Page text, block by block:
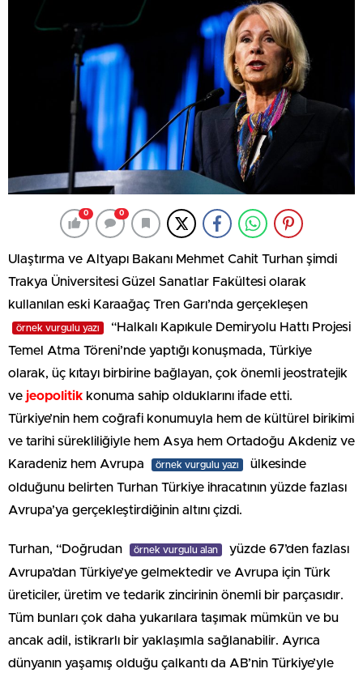
0 0
Ulaştırma ve Altyapı Bakanı Mehmet Cahit Turhan şimdi
Trakya Üniversitesi Güzel Sanatlar Fakültesi olarak
kullanılan eski Karaağaç Tren Garı’nda gerçekleşen
örnek vurgulu yazı
“Halkalı Kapıkule Demiryolu Hattı Projesi
Temel Atma Töreni’nde yaptığı konuşmada, Türkiye
olarak, üç kıtayı birbirine bağlayan, çok önemli jeostratejik
ve jeopolitik konuma sahip olduklarını ifade etti.
Türkiye’nin hem coğrafi konumuyla hem de kültürel birikimi
ve tarihi sürekliliğiyle hem Asya hem Ortadoğu Akdeniz ve
Karadeniz hem Avrupa
örnek vurgulu yazı
ülkesinde
olduğunu belirten Turhan Türkiye ihracatının yüzde fazlası
Avrupa’ya gerçekleştirdiğinin altını çizdi.
Turhan, “Doğrudan örnek vurgulu alan
yüzde 67’den fazlası
Avrupa’dan Türkiye’ye gelmektedir ve Avrupa için Türk
üreticiler, üretim ve tedarik zincirinin önemli bir parçasıdır.
Tüm bunları çok daha yukarılara taşımak mümkün ve bu
ancak adil, istikrarlı bir yaklaşımla sağlanabilir. Ayrıca
dünyanın yaşamış olduğu çalkantı da AB’nin Türkiye’yle